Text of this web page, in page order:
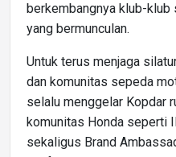
berkembangnya klub-
yang bermunculan.
Untuk terus menjaga
dan komunitas sepeda
selalu menggelar Kopdar
komunitas Honda seperti
sekaligus Brand